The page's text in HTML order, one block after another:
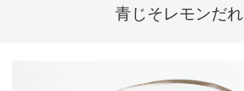
青じそレモンだれ